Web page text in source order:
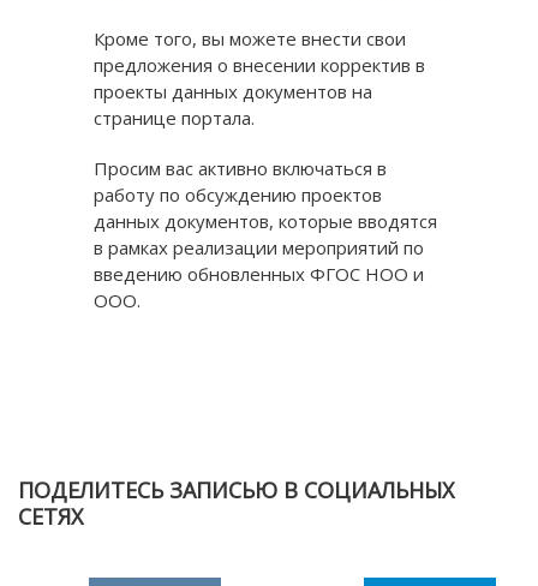
Кроме того, вы можете внести свои
предложения о внесении корректив в
проекты данных документов на
странице портала.
Просим вас активно включаться в
работу по обсуждению проектов
данных документов, которые вводятся
в рамках реализации мероприятий по
введению обновленных ФГОС НОО и
ООО.
ПОДЕЛИТЕСЬ ЗАПИСЬЮ В СОЦИАЛЬНЫХ
СЕТЯХ